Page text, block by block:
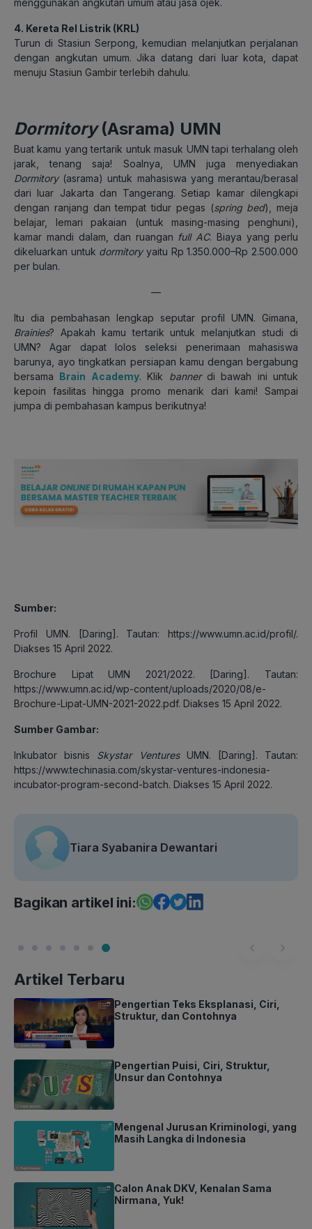
menggunakan angkutan umum atau jasa ojek.
4. Kereta Rel Listrik (KRL)
Turun di Stasiun Serpong, kemudian melanjutkan perjalanan
dengan angkutan umum. Jika datang dari luar kota, dapat
menuju Stasiun Gambir terlebih dahulu.
Dormitory(Asrama) UMN
Buat kamu yang tertarik untuk masuk UMN tapi terhalang oleh
jarak, tenang saja! Soalnya, UMN juga menyediakan
Dormitory(asrama) untuk mahasiswa yang merantau/berasal
dari luar Jakarta dan Tangerang. Setiap kamar dilengkapi
dengan ranjang dan tempat tidur pegas (spring bed), meja
belajar, lemari pakaian (untuk masing-masing penghuni),
kamar mandi dalam, dan ruangan full AC. Biaya yang perlu
dikeluarkan untuk dormitoryyaitu Rp 1.350.000–Rp 2.500.000
per bulan.
—
Itu dia pembahasan lengkap seputar profil UMN. Gimana,
Brainies? Apakah kamu tertarik untuk melanjutkan studi di
UMN? Agar dapat lolos seleksi penerimaan mahasiswa
barunya, ayo tingkatkan persiapan kamu dengan bergabung
bersama Brain Academy. Klik banner di bawah ini untuk
kepoin fasilitas hingga promo menarik dari kami! Sampai
jumpa di pembahasan kampus berikutnya!
Sumber:
Profil UMN. [Daring]. Tautan: https://www.umn.ac.id/profil/.
Diakses 15 April 2022.
Brochure Lipat UMN 2021/2022. [Daring]. Tautan:
https://www.umn.ac.id/wp-content/uploads/2020/08/e-
Brochure-Lipat-UMN-2021-2022.pdf. Diakses 15 April 2022.
Sumber Gambar:
Inkubator bisnis Skystar VenturesUMN. [Daring]. Tautan:
https://www.techinasia.com/skystar-ventures-indonesia-
incubator-program-second-batch. Diakses 15 April 2022.
Tiara Syabanira Dewantari
Bagikan artikel ini:
Artikel Terbaru
Pengertian Teks Eksplanasi, Ciri,
Struktur, dan Contohnya
Pengertian Puisi, Ciri, Struktur,
Unsur dan Contohnya
Mengenal Jurusan Kriminologi, yang
Masih Langka di Indonesia
Calon Anak DKV, Kenalan Sama
Nirmana, Yuk!